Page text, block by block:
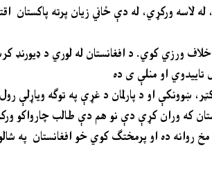
ورزي کوي. د افغانستان له لوري د ډیورنډ
او د پارلمان د غړې په توګه ویاړلې
که وران کړې دې نو هم دې طالب چارواکو
روانه ده او پرمختګ کوي خو افغانستان په